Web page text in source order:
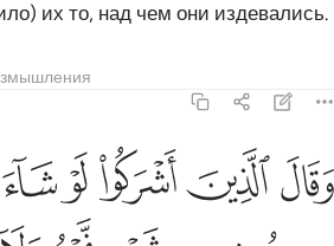
их то, над чем они издевались.
وقال الذين اشركوا لو شاء الله ما عبدنا
وَقَالَ ٱلَّذِينَ أَشْرَكُوا۟ لَوْ شَآءَ ٱللَّهُ
ﱁﱂﱃﱄﱅ